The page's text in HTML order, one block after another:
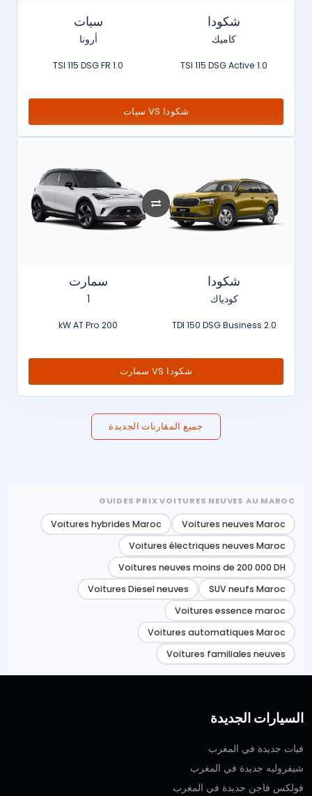
شكودا
كاميك
1.0 TSI 115 DSG Active
سيات
أرونا
1.0 TSI 115 DSG FR
شكودا VS سيات
شكودا
كودياك
2.0 TDI 150 DSG Business
سمارت
1
200 kW AT Pro
شكودا VS سمارت
جميع المقارنات الجديدة
GUIDES PRIX VOITURES NEUVES AU MAROC
Voitures neuves Maroc
Voitures hybrides Maroc
Voitures électriques neuves Maroc
Voitures neuves moins de 200 000 DH
SUV neufs Maroc
Voitures Diesel neuves
Voitures essence maroc
Voitures automatiques Maroc
Voitures familiales neuves
السيارات الجديدة
فيات جديدة في المغرب
شيفروليه جديدة في المغرب
فولكس فاجن جديدة في المغرب